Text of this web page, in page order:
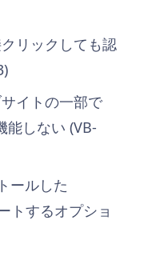
リックしても認
イトの一部で
能しない (VB-
ールした
トするオプショ